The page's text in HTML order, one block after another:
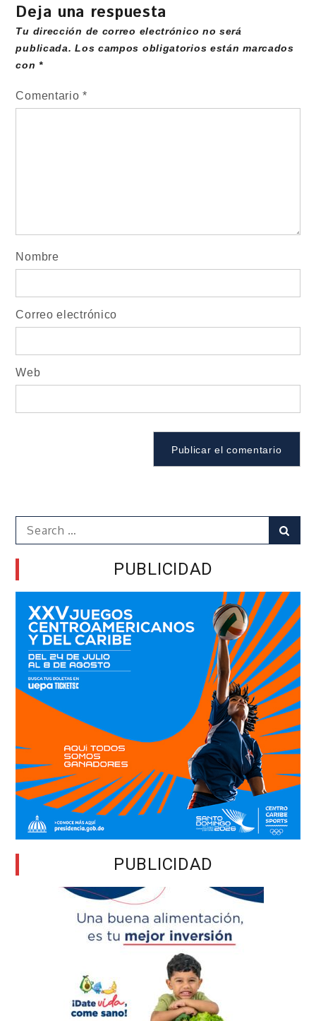
Deja una respuesta
Tu dirección de correo electrónico no será
publicada. Los campos obligatorios están marcados
con*
Comentario*
Nombre
Correo electrónico
Web
Search
for:
PUBLICIDAD
PUBLICIDAD